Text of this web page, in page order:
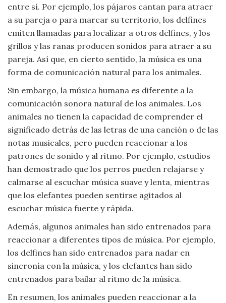
Viajar
entre sí. Por ejemplo, los pájaros cantan para atraer
a su pareja o para marcar su territorio, los delfines
emiten llamadas para localizar a otros delfines, y los
grillos y las ranas producen sonidos para atraer a su
pareja. Así que, en cierto sentido, la música es una
forma de comunicación natural para los animales.
Sin embargo, la música humana es diferente a la
comunicación sonora natural de los animales. Los
animales no tienen la capacidad de comprender el
significado detrás de las letras de una canción o de las
notas musicales, pero pueden reaccionar a los
patrones de sonido y al ritmo. Por ejemplo, estudios
han demostrado que los perros pueden relajarse y
calmarse al escuchar música suave y lenta, mientras
que los elefantes pueden sentirse agitados al
escuchar música fuerte y rápida.
Además, algunos animales han sido entrenados para
reaccionar a diferentes tipos de música. Por ejemplo,
los delfines han sido entrenados para nadar en
sincronía con la música, y los elefantes han sido
entrenados para bailar al ritmo de la música.
En resumen, los animales pueden reaccionar a la